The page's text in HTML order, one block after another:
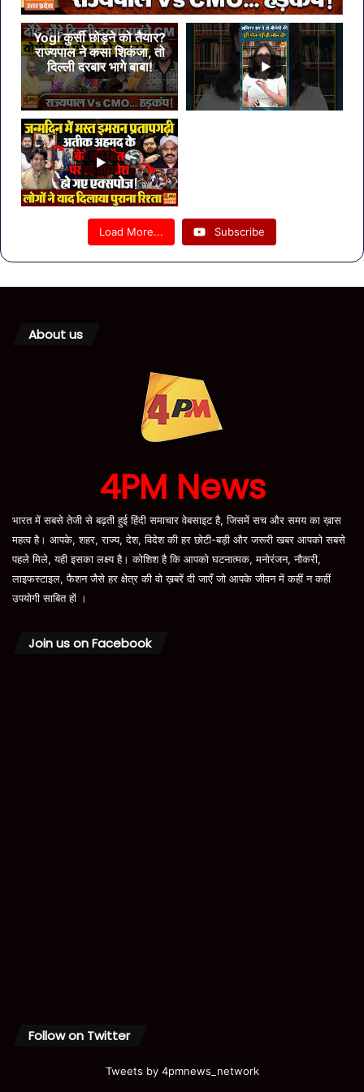
Yogi कुर्सी छोड़ने को तैयार?
राज्यपाल ने कसा शिकंजा, तो
दिल्ली दरबार भागे बाबा!
Load More... Subscribe
About us
4PM News
भारत में सबसे तेजी से बढ़ती हुई हिंदी समाचार वेबसाइट है, जिसमें सच और समय का ख़ास
महत्व है। आपके, शहर, राज्य, देश, विदेश की हर छोटी-बड़ी और जरूरी खबर आपको सबसे
पहले मिले, यही इसका लक्ष्य है। कोशिश है कि आपको घटनात्मक, मनोरंजन, नौकरी,
लाइफस्टाइल, फैशन जैसे हर क्षेत्र की वो ख़बरें दी जाएँ जो आपके जीवन में कहीं न कहीं
उपयोगी साबित हों ।
Join us on Facebook
Follow on Twitter
Tweets by 4pmnews_network